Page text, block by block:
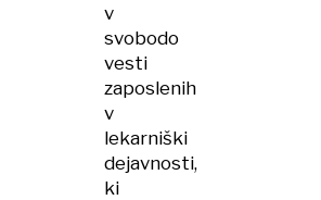
v
svobodo
vesti
zaposlenih
v
lekarniški
dejavnosti,
ki